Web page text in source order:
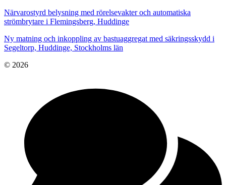
Närvarostyrd belysning med rörelsevakter och automatiska
strömbrytare i Flemingsberg, Huddinge
Ny matning och inkoppling av bastuaggregat med säkringsskydd i
Segeltorp, Huddinge, Stockholms län
© 2026